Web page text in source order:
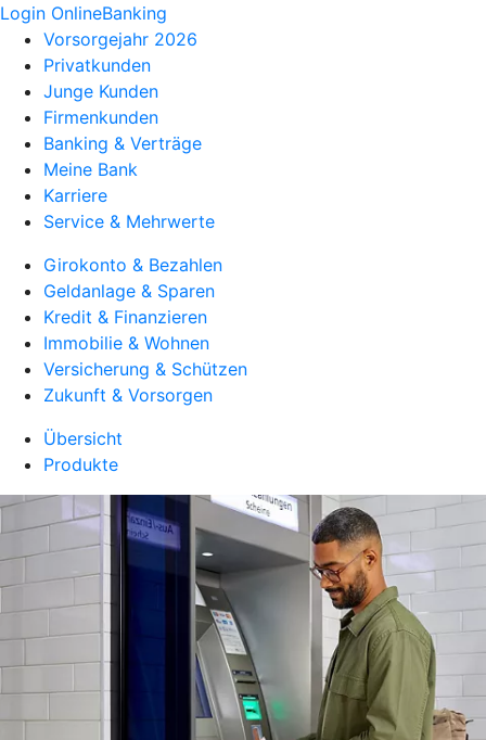
Login OnlineBanking
Vorsorgejahr 2026
Privatkunden
Junge Kunden
Firmenkunden
Banking & Verträge
Meine Bank
Karriere
Service & Mehrwerte
Girokonto & Bezahlen
Geldanlage & Sparen
Kredit & Finanzieren
Immobilie & Wohnen
Versicherung & Schützen
Zukunft & Vorsorgen
Übersicht
Produkte